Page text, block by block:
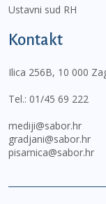
Ustavni sud RH
Kontakt
Ilica 256B, 10 000
Tel.: 01/45 69 222
mediji@sabor.hr
gradjani@sabor.hr
pisarnica@sabor.hr